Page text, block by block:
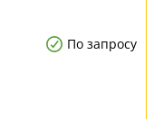
По запросу